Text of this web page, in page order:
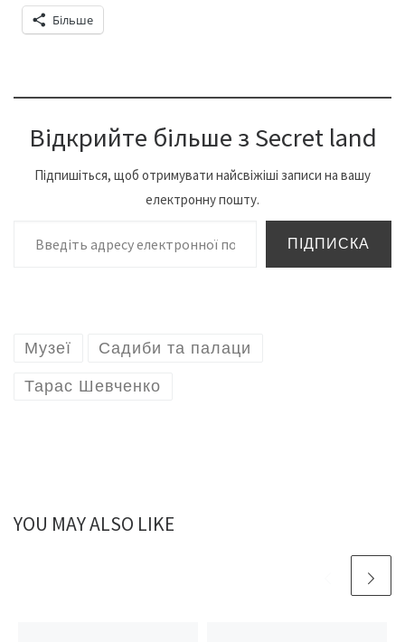
Більше
Відкрийте більше з Secret land
Підпишіться, щоб отримувати найсвіжіші записи на вашу
електронну пошту.
Введіть адресу електронної пошти…
ПІДПИСКА
Музеї Садиби та палаци
Тарас Шевченко
YOU MAY ALSO LIKE